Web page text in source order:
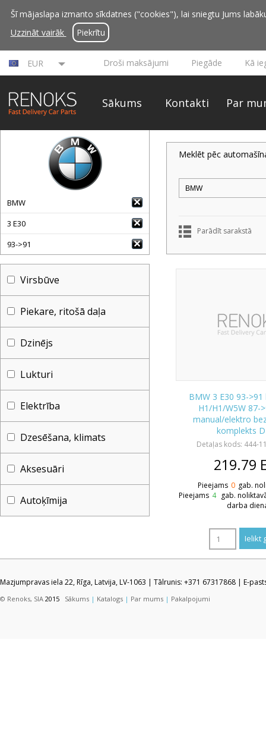
Šī mājaslapa izmanto sīkdatnes ("cookies"), lai sniegtu Jums
Uzzināt vairāk
Piekrītu
EUR Droši maksājumi Piegāde Kā
Sākums Kontakti Par
BMW
3 E30
93->91
Virsbūve
Piekare, ritošā daļa
Dzinējs
Lukturi
Elektrība
Dzesēšana, klimats
Aksesuāri
Autoķīmija
Meklēt pēc
Parādīt sarakstā
BMW 3 E30 93-
H1/H1/W5W 87-
manual/elektro
komplekts
Detaļas kods: 444-
219.79
Pieejams 0 gab.
Pieejams 4 gab.
darba
Mazjumpravas iela 22, Rīga, Latvija, LV-1063 | Tālrunis: +371 67317868 | E-
© Renoks, SIA 2015 Sākums | Katalogs | Par mums | Pakalpojumi